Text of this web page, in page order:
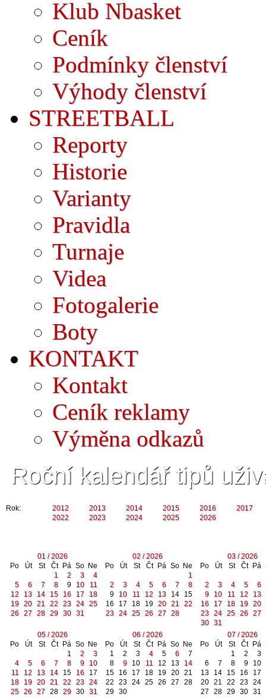
Klub Nbasket
Ceník
Podmínky členství
Výhody členství
STREETBALL
Reporty
Historie
Varianty
Pravidla
Turnaje
Videa
Fotogalerie
Boty
KONTAKT
Kontakt
Ceník reklamy
Výměna odkazů
Roční kalendář tipů
Rok: 2012 2013 2014 2015 2016
2017
2022
2023 2024 2025 2026
01 / 2026
Po
Út St Čt Pá So Ne
1
2 3
4
5
6 7 8 9 10
11
12
13 14 15 16 17
18
19 20 21 22 23 24 25
26 27 28 29 30 31
02 / 2026
Po
Út St Čt Pá So Ne
1
2
3 4 5 6 7
8
9
10 11 12 13 14
15
16
17 18 19 20 21 22
23 24 25 26 27 28
03 / 2026
Po
Út St Čt Pá
2 3 4 5
6
9
10 11 12
13
16
17 18 19 20
23 24 25 26 27
30 31
05 / 2026
Po
Út St Čt Pá So Ne
1
2
3
4
5 6 7 8 9
10
11
12 13 14 15 16
17
18
19 20 21 22 23 24
25 26 27 28 29 30 31
06 / 2026
Po
Út St Čt Pá So Ne
1
2 3 4 5 6
7
8
9 10 11 12 13
14
15
16 17 18 19 20 21
22
23 24 25 26 27
28
29 30
07 / 2026
Po
Út St Čt Pá
1
2
3
6
7 8 9
10
13
14 15 16
17
20 21 22 23 24
27
28 29 30 31